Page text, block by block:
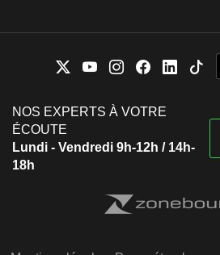
NOS EXPERTS À VOTRE
ÉCOUTE
Lundi - Vendredi 9h-12h / 14h-
18h